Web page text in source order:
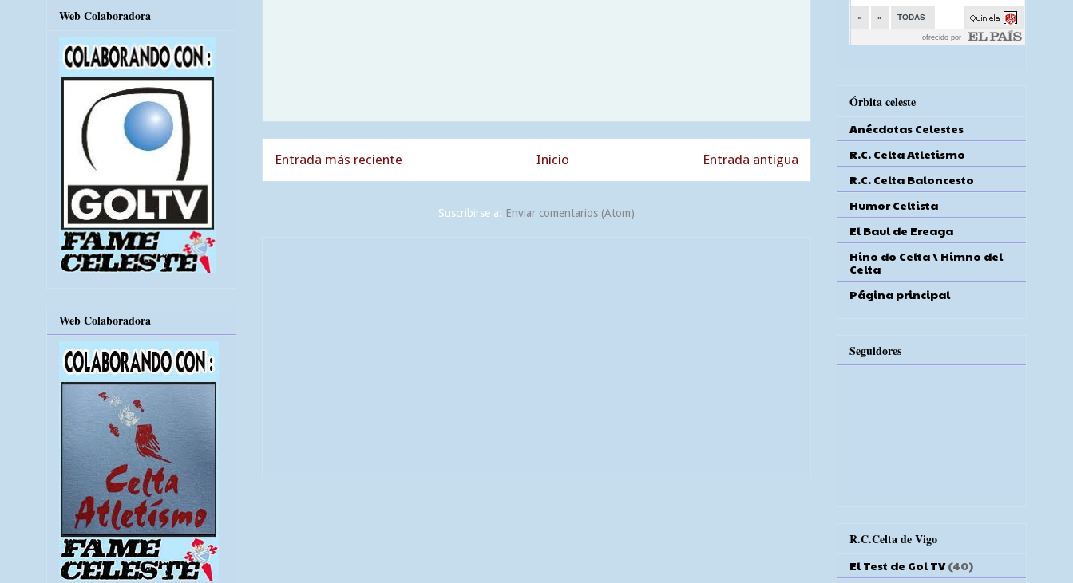
Entrada más reciente Entrada antigua
Inicio
Suscribirse a: Enviar comentarios (Atom)
Web Colaboradora
Web Colaboradora
Órbita celeste
Anécdotas Celestes
R.C. Celta Atletismo
R.C. Celta Baloncesto
Humor Celtista
El Baul de Ereaga
Hino do Celta \ Himno del
Celta
Página principal
Seguidores
R.C.Celta de Vigo
El Test de Gol TV (40)